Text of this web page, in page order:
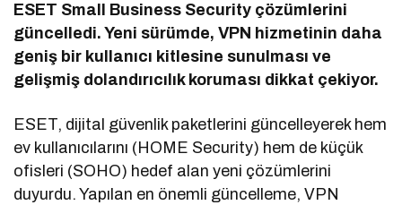
ESET Small Business Security çözümlerini
güncelledi. Yeni sürümde, VPN hizmetinin daha
geniş bir kullanıcı kitlesine sunulması ve
gelişmiş dolandırıcılık koruması dikkat çekiyor.
ESET, dijital güvenlik paketlerini güncelleyerek hem
ev kullanıcılarını (HOME Security) hem de küçük
ofisleri (SOHO) hedef alan yeni çözümlerini
duyurdu. Yapılan en önemli güncelleme, VPN